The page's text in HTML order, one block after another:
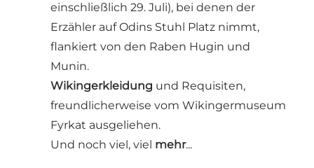
einschließlich 29. Juli), bei denen der
Erzähler auf Odins Stuhl Platz nimmt,
flankiert von den Raben Hugin und
Munin.
Wikingerkleidung und Requisiten,
freundlicherweise vom Wikingermuseum
Fyrkat ausgeliehen.
Und noch viel, viel mehr...